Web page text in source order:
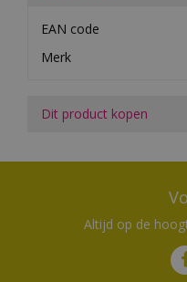
EAN code
Merk
Dit product kopen
Altijd op de